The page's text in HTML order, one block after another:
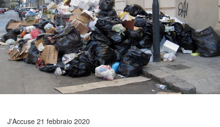
J'Accuse 21 febbraio 2020